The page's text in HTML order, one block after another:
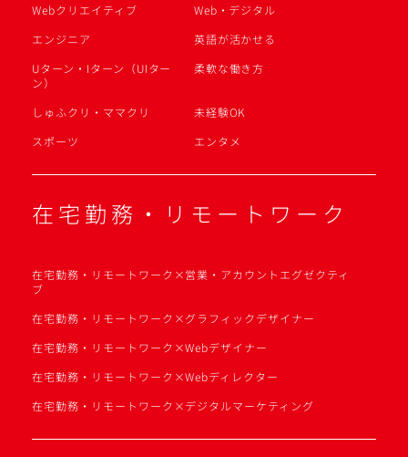
Webクリエイティブ
Web・デジタル
エンジニア
英語が活かせる
Uターン・Iターン（UIター
ン）
柔軟な働き方
しゅふクリ・ママクリ
未経験OK
スポーツ
エンタメ
在宅勤務・リモートワーク
在宅勤務・リモートワーク×営業・アカウントエグゼクティ
ブ
在宅勤務・リモートワーク×グラフィックデザイナー
在宅勤務・リモートワーク×Webデザイナー
在宅勤務・リモートワーク×Webディレクター
在宅勤務・リモートワーク×デジタルマーケティング